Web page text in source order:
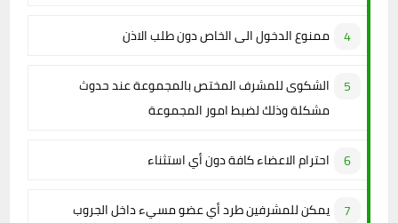
ممنوع الدخول الى الخاص دون طلب الاذن
الشكوى للمشرف المختص بالمجموعة عند حدوث
مشكلة وذلك لضبط امور المجموعة
احترام الاعضاء كافة دون أي استثناء
يمكن للمشرفين طرد أي عضو مسيء داخل الجروب